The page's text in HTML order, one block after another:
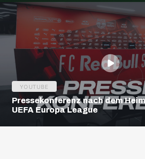
YOUTUBE
Pressekonferenz nach dem
UEFA Europa League